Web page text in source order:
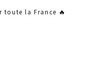
toute la France 🔥